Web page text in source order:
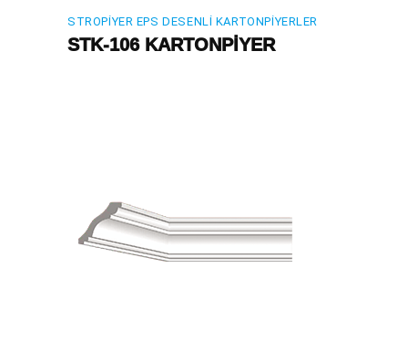
STROPIYER EPS DESENLI KARTONPIYERLER
STK-106 KARTONPİYER